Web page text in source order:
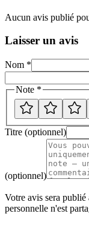
Aucun avis publié
Laisser un avis
Nom *
Note *
Titre (optionnel)
(optionnel)
Votre avis sera
personnelle n'est